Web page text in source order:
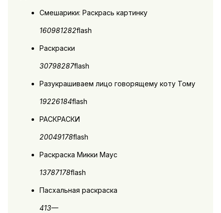
Смешарики: Раскрась картинку
160981282flash
Раскраски
30798287flash
Разукрашиваем лицо говорящему коту Тому
19226184flash
РАСКРАСКИ
20049178flash
Раскраска Микки Маус
13787178flash
Пасхальная раскраска
413—